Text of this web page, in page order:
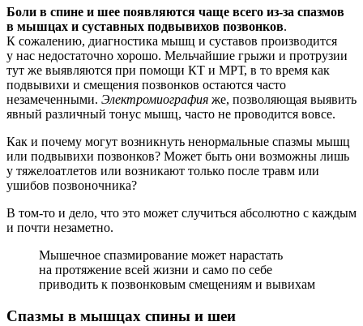
Боли в спине и шее появляются чаще всего из-за спазмов
в мышцах и суставных подвывихов позвонков.
К сожалению, диагностика мышц и суставов производится
у нас недостаточно хорошо. Мельчайшие грыжи и протрузии
тут же выявляются при помощи КТ и МРТ, в то время как
подвывихи и смещения позвонков остаются часто
незамеченными. Электромиография же, позволяющая выявить
явный различный тонус мышц, часто не проводится вовсе.
Как и почему могут возникнуть ненормальные спазмы мышц
или подвывихи позвонков? Может быть они возможны лишь
у тяжелоатлетов или возникают только после травм или
ушибов позвоночника?
В том-то и дело, что это может случиться абсолютно с каждым
и почти незаметно.
Мышечное спазмирование может нарастать
на протяжение всей жизни и само по себе
приводить к позвонковым смещениям и вывихам
Спазмы в мышцах спины и шеи